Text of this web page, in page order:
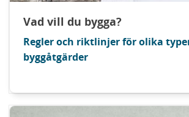
Vad vill du bygga?
Regler och riktlinjer för olika
byggåtgärder